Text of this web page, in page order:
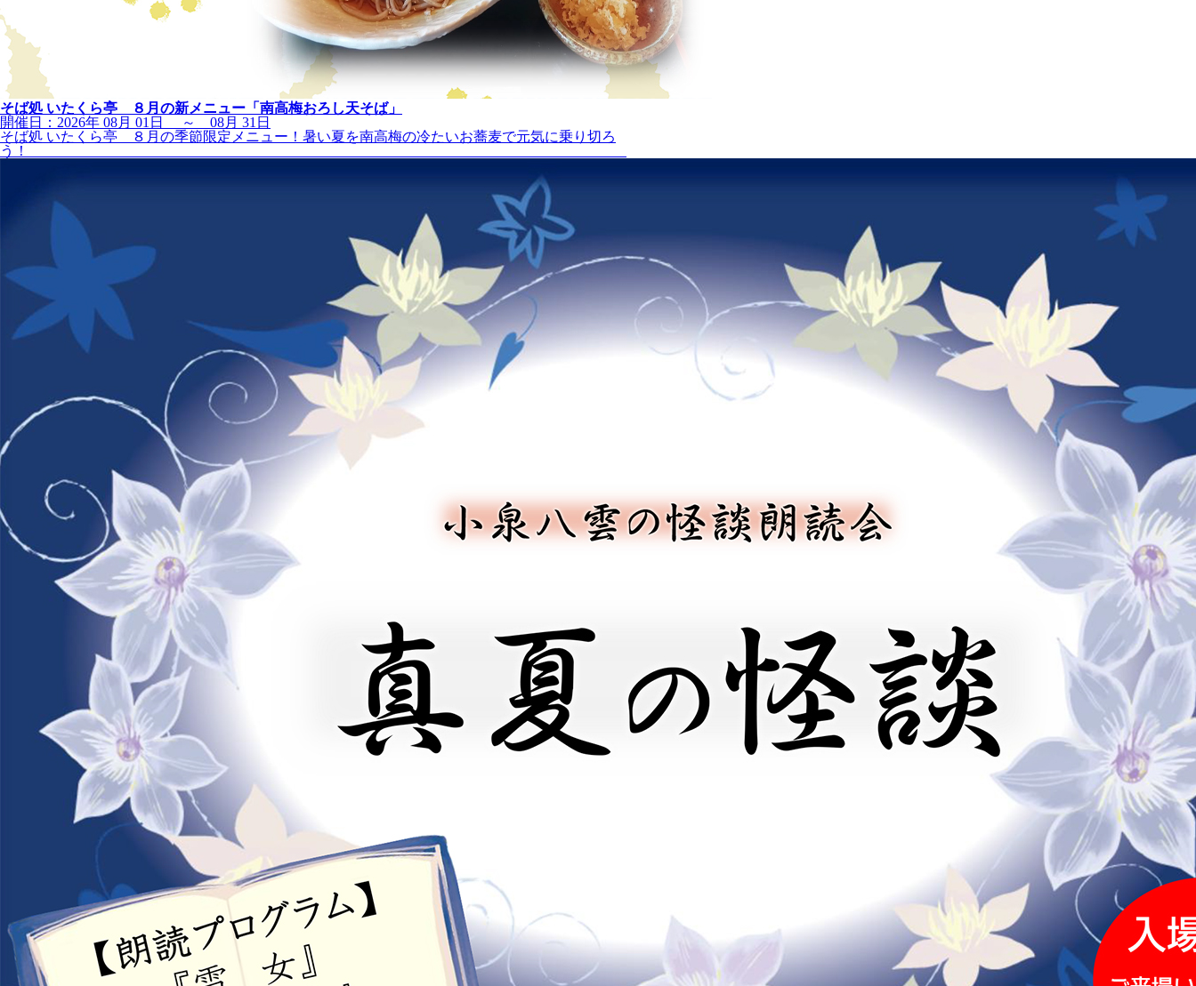
そば処 いたくら亭 ８月の新メニュー「南高梅おろし天そば」
開催日：2026年 08月 01日 ～ 08月 31日
そば処 いたくら亭 ８月の季節限定メニュー！暑い夏を南高梅の冷たいお蕎麦で元気に乗り切ろ
う！